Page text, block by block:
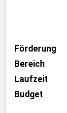
Förderung
Bereich
Laufzeit
Budget